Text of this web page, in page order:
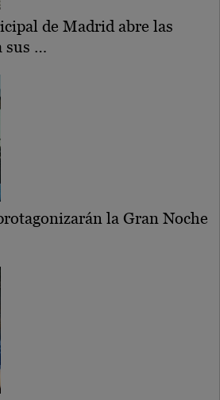
de Madrid abre las
sus …
la Gran Noche